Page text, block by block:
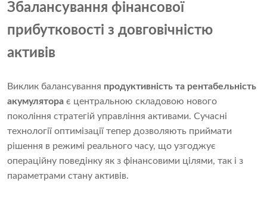
Збалансування фінансової
прибутковості з довговічністю
активів
Виклик балансування продуктивність та рентабельність
акумулятора є центральною складовою нового
покоління стратегій управління активами. Сучасні
технології оптимізації тепер дозволяють приймати
рішення в режимі реального часу, що узгоджує
операційну поведінку як з фінансовими цілями, так і з
параметрами стану активів.